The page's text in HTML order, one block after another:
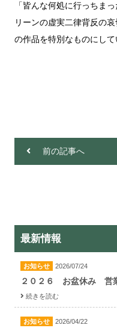
「皆んな何処に行っちま
リーンの虚実二律背反の
の作品を特別なものにして
前の記事へ
最新情報
お知らせ 2026/07/24
２０２６ お盆休み 営
続きを読む
お知らせ 2026/04/22